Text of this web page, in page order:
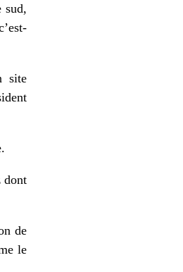
sud,
site
dont
de
le